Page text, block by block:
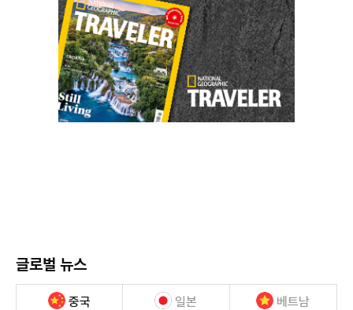
글로벌 뉴스
중국 일본 베트남